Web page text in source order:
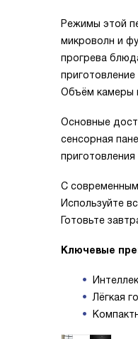
Режимы этой
микроволн и
прогрева
Объём камеры
Основные
сенсорная
С
Используйте
Готовьте
Ключевые
Лёгкая